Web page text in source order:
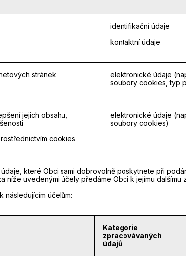
identifikační údaje
kontaktní údaje
stránek
elektronické údaje
soubory cookies, typ
jejich obsahu,
cookies
elektronické údaje
soubory cookies)
které Obci sami dobrovolně poskytnete při
níže uvedenými účely předáme Obci k jejímu dalšímu
následujícím účelům:
Kategorie
zpracovávaných
údajů